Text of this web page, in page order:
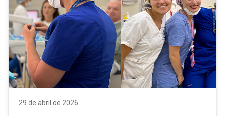
29 de abril de 2026